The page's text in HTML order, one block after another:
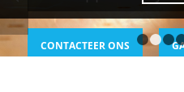
CONTACTEER ONS